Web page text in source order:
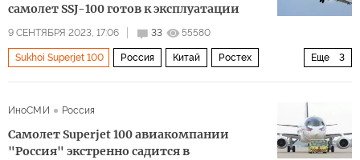
самолет SSJ-100 готов к эксплуатации
9 СЕНТЯБРЯ 2023, 17:06 33 55580
Еще 3
Sukhoi Superjet 100 Россия Китай Ростех
ИноСМИ Россия
Самолет Superjet 100 авиакомпании
"Россия" экстренно садится в